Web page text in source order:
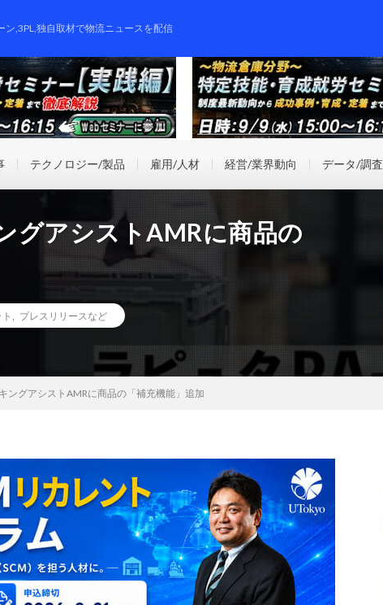
ン,3PL,独自取材で物流ニュースを配信
テクノロジー/製品 雇用/人材 経営/業界動向 データ/調査
グアシストAMRに商品の
プレスリリースなど
ングアシストAMRに商品の「補充機能」追加